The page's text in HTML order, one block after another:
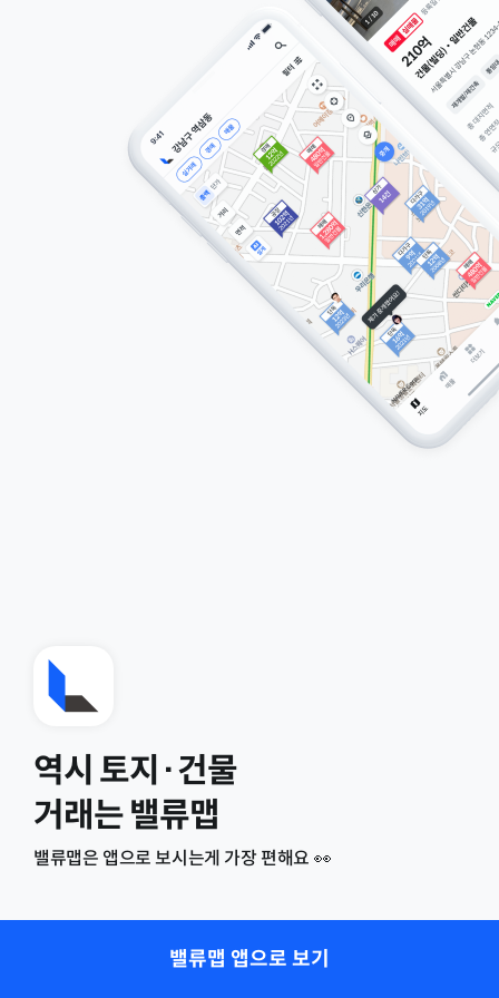
역시 토지·건물
거래는 밸류맵
밸류맵은 앱으로 보시는게 가장 편해요 👀
밸류맵 앱으로 보기